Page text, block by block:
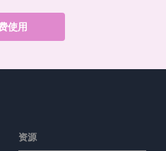
使用
资源